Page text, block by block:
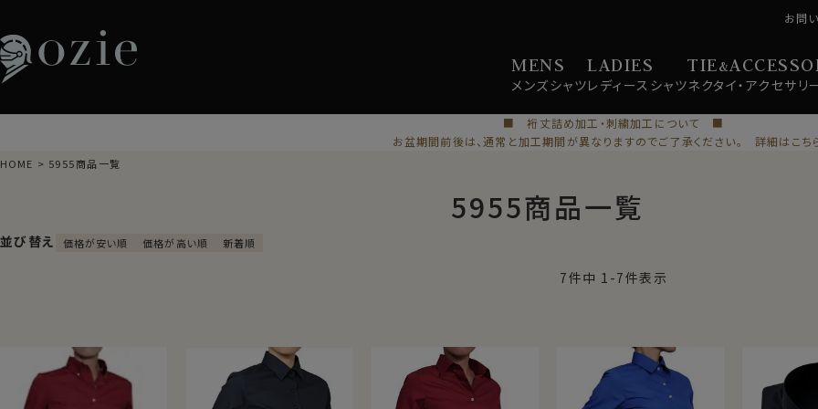
MENS
メンズシャツ
LADIES
レディース シャツ
TIE&
ネクタイ・ アクセサリ
お問
■ 裄丈詰め加工・刺繍加工について ■
お盆期間前後は、通常と加工期間が異なりますのでご了承ください。 詳細はこ
HOME 5955商品一覧
5955商品一覧
並び替え 価格が安い順 価格が高い順 新着順
7件中 1 -7件表示